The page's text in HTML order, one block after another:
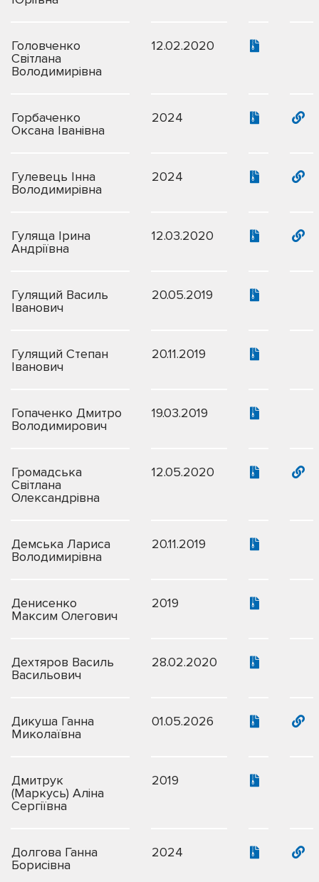
Головченко
Світлана
Володимирівна
12.02.2020
Горбаченко
Оксана Іванівна
2024
Гулевець Інна
Володимирівна
2024
Гуляща Ірина
Андріївна
12.03.2020
Гулящий Василь
Іванович
20.05.2019
Гулящий Степан
Іванович
20.11.2019
Гопаченко Дмитро
Володимирович
19.03.2019
Громадська
Світлана
Олександрівна
12.05.2020
Демська Лариса
Володимирівна
20.11.2019
Денисенко
Максим Олегович
2019
Дехтяров Василь
Васильович
28.02.2020
Дикуша Ганна
Миколаївна
01.05.2026
Дмитрук
(Маркусь) Аліна
Сергіївна
2019
Долгова Ганна
Борисівна
2024